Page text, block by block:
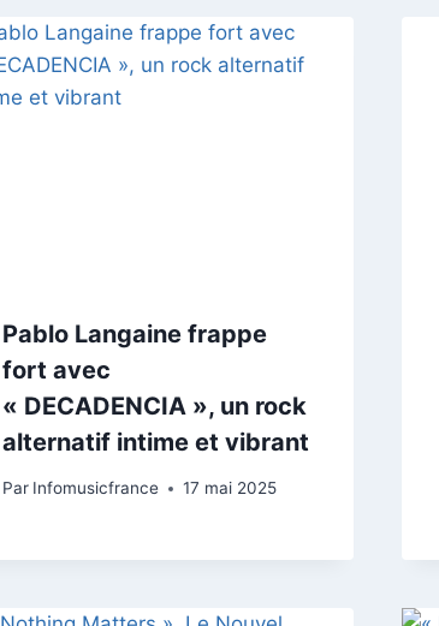
Pablo Langaine frappe
fort avec
« DECADENCIA », un rock
alternatif intime et vibrant
Par Infomusicfrance 17 mai 2025